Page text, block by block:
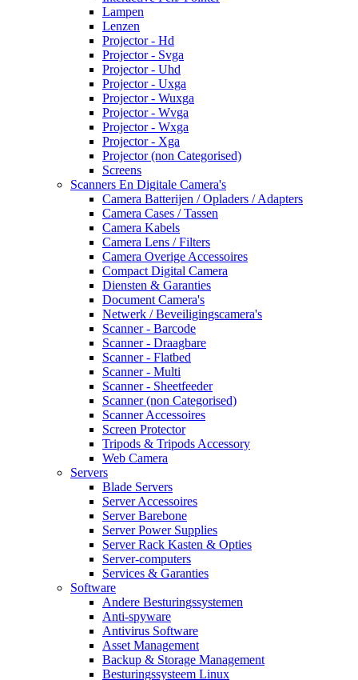
Lampen
Lenzen
Projector - Hd
Projector - Svga
Projector - Uhd
Projector - Uxga
Projector - Wuxga
Projector - Wvga
Projector - Wxga
Projector - Xga
Projector (non Categorised)
Screens
Scanners En Digitale Camera's
Camera Batterijen / Opladers / Adapters
Camera Cases / Tassen
Camera Kabels
Camera Lens / Filters
Camera Overige Accessoires
Compact Digital Camera
Diensten & Garanties
Document Camera's
Netwerk / Beveiligingscamera's
Scanner - Barcode
Scanner - Draagbare
Scanner - Flatbed
Scanner - Multi
Scanner - Sheetfeeder
Scanner (non Categorised)
Scanner Accessoires
Screen Protector
Tripods & Tripods Accessory
Web Camera
Servers
Blade Servers
Server Accessoires
Server Barebone
Server Power Supplies
Server Rack Kasten & Opties
Server-computers
Services & Garanties
Software
Andere Besturingssystemen
Anti-spyware
Antivirus Software
Asset Management
Backup & Storage Management
Besturingssysteem Linux